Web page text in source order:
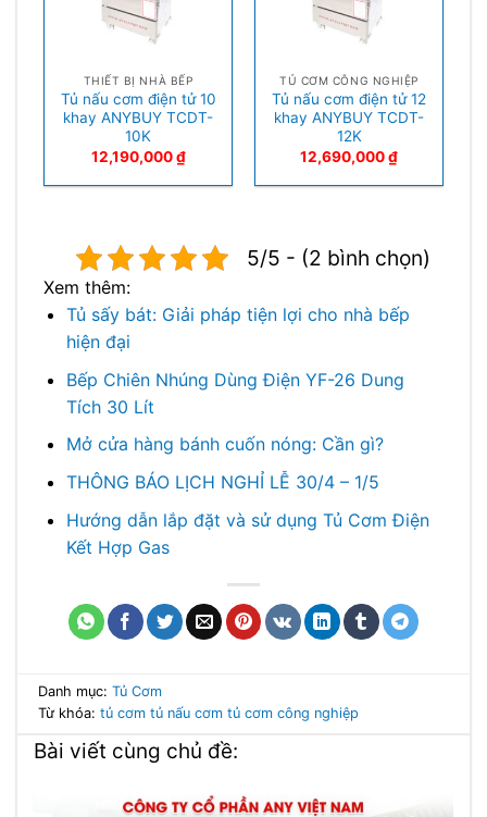
THIẾT BỊ NHÀ BẾP
Tủ nấu cơm điện tử 10
khay ANYBUY TCDT-
10K
12,190,000₫
TỦ CƠM CÔNG NGHIỆP
Tủ nấu cơm điện tử 12
khay ANYBUY TCDT-
12K
12,690,000₫
5/5 - (2 bình chọn)
Xem thêm:
Tủ sấy bát: Giải pháp tiện lợi cho nhà bếp
hiện đại
Bếp Chiên Nhúng Dùng Điện YF-26 Dung
Tích 30 Lít
Mở cửa hàng bánh cuốn nóng: Cần gì?
THÔNG BÁO LỊCH NGHỈ LỄ 30/4 – 1/5
Hướng dẫn lắp đặt và sử dụng Tủ Cơm Điện
Kết Hợp Gas
Danh mục: Tủ Cơm
Từ khóa: tủ cơm tủ nấu cơm tủ cơm công nghiệp
Bài viết cùng chủ đề: